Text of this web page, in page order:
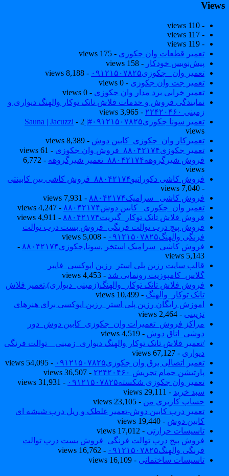
- 110 views
- 117 views
- 119 views
تعمیر قطعات وان جکوزی - 175 views
پیش‌نویس خودکار- 158 views
تعمیر وان _جکوزی۰۹۱۲۱۵۰۷۸۲۵
- 8,188 views
تعمیر جت وان جکوزی - 0 views
تعمیر خرابی برد مدار وان جکوزی - 0 views
نمایندگی فروش و خدمات فلاش تانک توکار والهنگ دیواری و
زمینی ۲۲۴۲۰۴۶۰
- 3,965 views
تعمیر سونا جکوزی۰۹۱۲۱۵۰۷۸۲۵#| Sauna | Jacuzzi
- 2
views
تعمیرکار وان_جکوزی_کابین دوش- 8,389 views
تعمیر جکوزی۸۸۰۴۲۱۷۴_فروش وان جکوزی
- 61 views
فروش شیرگروهه۸۸۰۴۲۱۷۴_تعمیر شیرگروهه
- 6,772
views
فروش کاشی دکوراتیو۸۸۰۴۲۱۷۴_فروش کاشی بین کابینتی
فروش کاشی _سرامیک۸۸۰۴۲۱۷۴
- 7,931 views
تعمیر وان_جکوزی_ کابین دوش۸۸۰۴۲۱۷۴
- 4,247 views
فروش فلاش تانک توکار_گبریت۸۸۰۴۲۱۷۴
- 4,911 views
فروش پیچ درب توالت فرنگی_فروش بست درب توالت
فرنگی والهنگ۰۹۱۲۱۵۰۷۸۲۵
- 5,008 views
فروش کاشی_سرامیک استخر ,سونا,جکوزی۸۸۰۴۲۱۷۴
-
5,143 views
قالب سایت رزین پلی استر_رزین اپوکسی_فایبر
گلاس_کامپوزیت رونمایی شد- 4,453 views
فروش فلاش تانک توکار_والهنگ(زمینی_دیواری),تعمیر فلاش
تانک توکار_والهنگ- 10,499 views
اموزش رایگان رزین پلی استر_رزین اپوکسی برای هنرهای
تزیینی- 2,464 views
مراکز فروش_تعمیرات وان_جکوزی_کابین دوش_دور
دوشی_اتاق دوش- 4,519 views
/تعمیر فلاش تانک توکار والهنگ دیواری_زمینی _ توالت فرنگی
دیواری - 67,127 views
تعمیر اتصالی برق وان جکوزی۰۹۱۲۱۵۰۷۸۲۵
- 54,095 views
پارتیشن حمام تجریش ۲۲۴۲۰۴۶۰
- 36,507 views
تعمیر وان جکوزی شکسته۰۹۱۲۱۵۰۷۸۲۵
- 31,931 views
سبد خرید - 29,111 views
حساب کاربری من- 23,105 views
تعمیر درب کابین دوش-تعمیر غلطک و ریل درب شیشه ای
کابین دوش- 19,440 views
تاسیسات حرارتی- 17,012 views
فروش پیچ درب توالت فرنگی_فروش بست درب توالت
فرنگی والهنگ۰۹۱۲۱۵۰۷۸۲۵
- 16,762 views
تاسیسات ساختمانی- 16,109 views